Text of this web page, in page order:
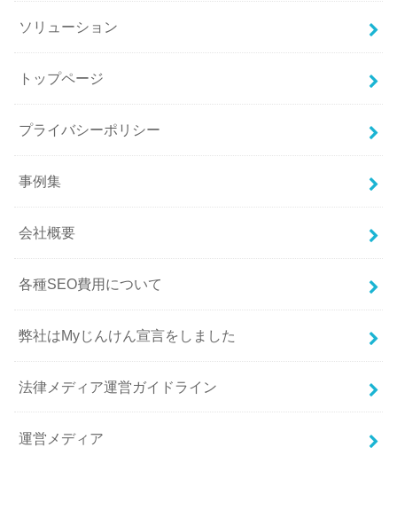
ソリューション
トップページ
プライバシーポリシー
事例集
会社概要
各種SEO費用について
弊社はMyじんけん宣言をしました
法律メディア運営ガイドライン
運営メディア